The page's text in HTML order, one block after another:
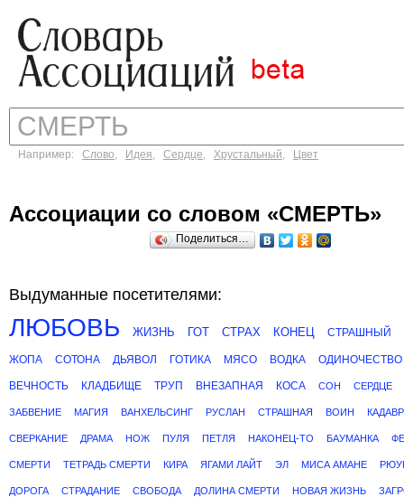
Например: Слово, Идея, Сердце, Хрустальный, Цвет
Ассоциации со словом «СМЕРТЬ»
Поделиться…
Выдуманные посетителями:
ЛЮБОВЬ ЖИЗНЬ ГОТ СТРАХ КОНЕЦ СТРАШНЫЙ
ЖОПА СОТОНА ДЬЯВОЛ ГОТИКА МЯСО ВОДКА ОДИНОЧЕСТВО
ВЕЧНОСТЬ КЛАДБИЩЕ ТРУП ВНЕЗАПНАЯ КОСА СОН СЕРДЦЕ
ЗАБВЕНИЕ МАГИЯ ВАНХЕЛЬСИНГ РУСЛАН СТРАШНАЯ ВОИН КАДАВР
СВЕРКАНИЕ ДРАМА НОЖ ПУЛЯ ПЕТЛЯ НАКОНЕЦ-ТО БАУМАНКА
СМЕРТИ ТЕТРАДЬ СМЕРТИ КИРА ЯГАМИ ЛАЙТ ЭЛ МИСА АМАНЕ
ДОРОГА СТРАДАНИЕ СВОБОДА ДОЛИНА СМЕРТИ НОВАЯ ЖИЗНЬ